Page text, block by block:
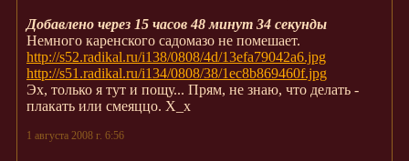
Добавлено через 15 часов 48 минут 34 секунды
Немного каренского садомазо не помешает.
http://s52.radikal.ru/i138/0808/4d/13efa79042a6.jpg
http://s51.radikal.ru/i134/0808/38/1ec8b869460f.jpg
Эх, только я тут и пощу... Прям, не знаю, что делать -
плакать или смеяццо. Х_х
1 августа 2008 г. 6:56